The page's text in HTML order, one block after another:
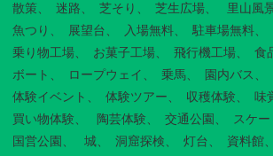
散策
迷路 芝そり 芝生広場 里山風
魚つり
展望台 入場無料 駐車場無料
乗り物工場
お菓子工場 飛行機工場 食
ボート
ロープウェイ 乗馬 園内バス
体験イベント
体験ツアー 収穫体験
味
買い物体験
陶芸体験 交通公園 スケ
国営公園
城 洞窟探検 灯台 資料館